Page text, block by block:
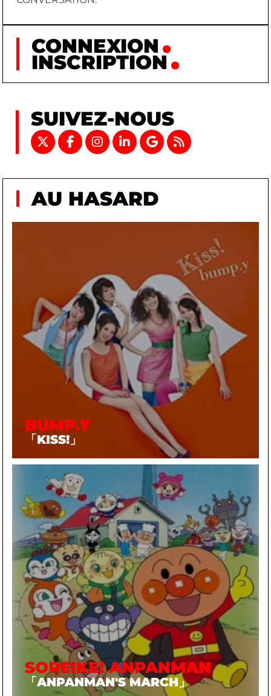
CONNEXION
INSCRIPTION
SUIVEZ-NOUS
AU HASARD
BUMP.Y
「KISS!」
SOREIKE! ANPANMAN
「ANPANMAN'S MARCH」